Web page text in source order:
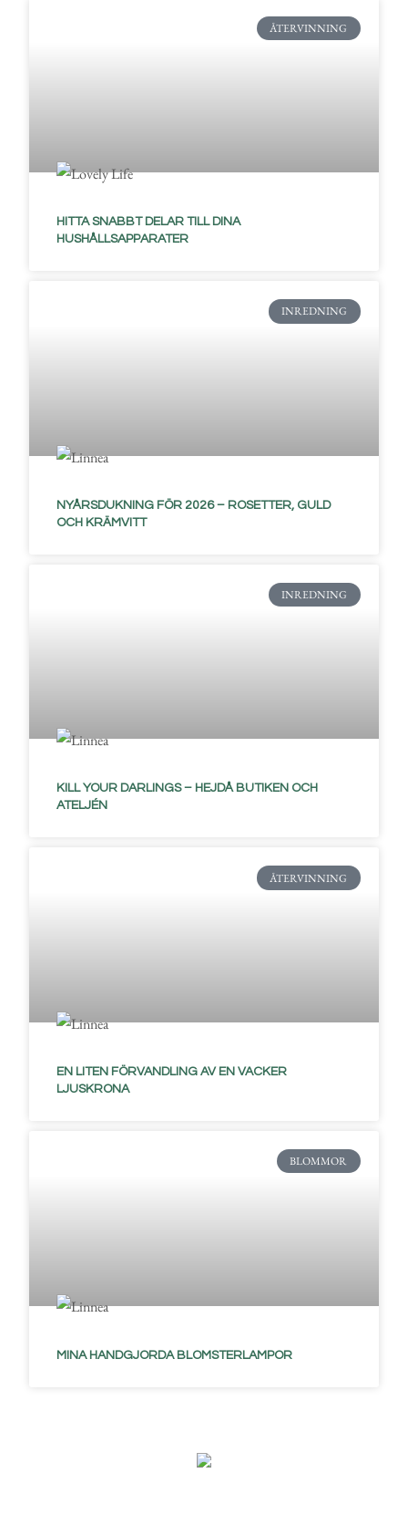
ÅTERVINNING
HITTA SNABBT DELAR TILL DINA
HUSHÅLLSAPPARATER
INREDNING
NYÅRSDUKNING FÖR 2026 – ROSETTER, GULD
OCH KRÄMVITT
INREDNING
KILL YOUR DARLINGS – HEJDÅ BUTIKEN OCH
ATELJÉN
ÅTERVINNING
EN LITEN FÖRVANDLING AV EN VACKER
LJUSKRONA
BLOMMOR
MINA HANDGJORDA BLOMSTERLAMPOR